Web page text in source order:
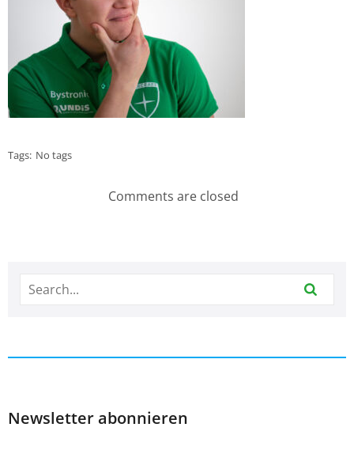
Tags: No tags
Comments are closed
Newsletter abonnieren